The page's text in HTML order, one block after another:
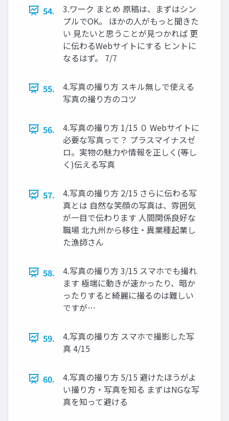
54.
3.ワーク まとめ 原稿は、まずはシン
プルでOK。 ほかの人がもっと聞きた
い 見たいと思うことが見つかれば 更
に伝わるWebサイトにする ヒントに
なるはず。 7/7
55.
4.写真の撮り方 スキル無しで使える
写真の撮り方のコツ
56.
4.写真の撮り方 1/15 ０ Webサイトに
必要な写真って？ プラスマイナスゼ
ロ。実物の魅力や情報を正しく(等し
く)伝える写真
57.
4.写真の撮り方 2/15 さらに伝わる写
真とは 自然な笑顔の写真は、雰囲気
が一目で伝わります 人間関係良好な
職場 北九州から移住・異業種起業し
た漁師さん
58.
4.写真の撮り方 3/15 スマホでも撮れ
ます 極端に動きが速かったり、暗か
ったりすると綺麗に撮るのは難しい
ですが…
59.
4.写真の撮り方 スマホで撮影した写
真 4/15
60.
4.写真の撮り方 5/15 避けたほうがよ
い撮り方・写真を知る まずはNGな写
真を知って避ける